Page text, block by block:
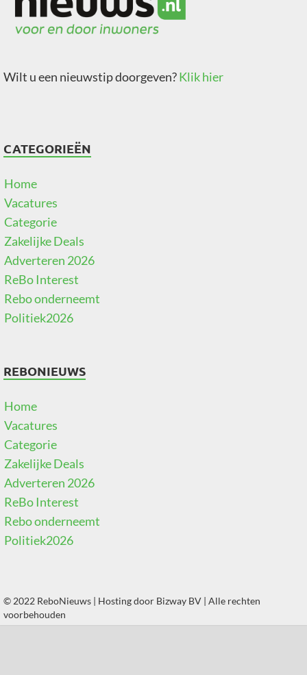
Wilt u een nieuwstip doorgeven?Klik hier
CATEGORIEËN
Home
Vacatures
Categorie
Zakelijke Deals
Adverteren 2026
ReBo Interest
Rebo onderneemt
Politiek2026
REBONIEUWS
Home
Vacatures
Categorie
Zakelijke Deals
Adverteren 2026
ReBo Interest
Rebo onderneemt
Politiek2026
© 2022 ReboNieuws | Hosting door Bizway BV | Alle rechten
voorbehouden